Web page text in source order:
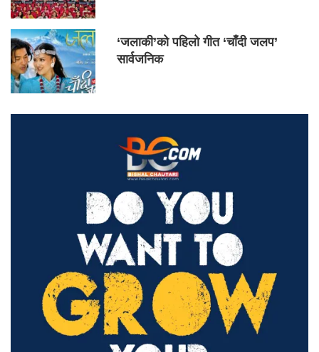
‘जलाकी’को पहिलो गीत ‘चाँदी जलप’
सार्वजनिक